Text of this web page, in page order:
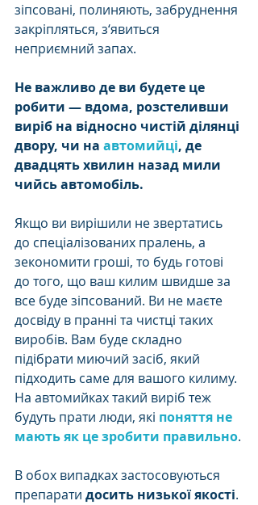
зіпсовані, полиняють, забруднення
закріпляться, з‘явиться
неприємний запах.
Не важливо де ви будете це
робити — вдома, розстеливши
виріб на відносно чистій ділянці
двору, чи на автомийці, де
двадцять хвилин назад мили
чийсь автомобіль.
Якщо ви вирішили не звертатись
до спеціалізованих пралень, а
зекономити гроші, то будь готові
до того, що ваш килим швидше за
все буде зіпсований. Ви не маєте
досвіду в пранні та чистці таких
виробів. Вам буде складно
підібрати миючий засіб, який
підходить саме для вашого килиму.
На автомийках такий виріб теж
будуть прати люди, які поняття не
мають як це зробити правильно.
В обох випадках застосовуються
препарати досить низької якості.